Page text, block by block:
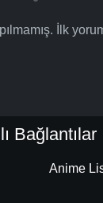
İlk
Bağlantılar
Anime